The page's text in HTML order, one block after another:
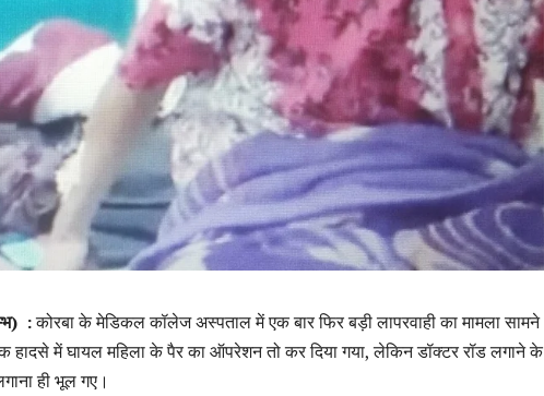
:कोरबा के मेडिकल कॉलेज अस्पताल में एक बार फिर बड़ी लापरवाही का मामला सामने
में घायल महिला के पैर का ऑपरेशन तो कर दिया गया, लेकिन डॉक्टर रॉड लगाने के
ही भूल गए।